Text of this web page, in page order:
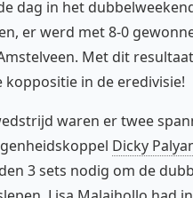
dag in het
er werd met 8-0
Met dit
koppositie in de eredivisie!
waren er twee
Dicky
3 sets nodig om de